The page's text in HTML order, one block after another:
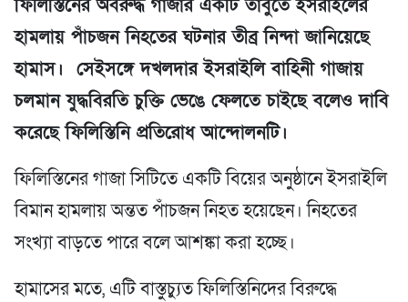
ফিলিস্তিনের অবরুদ্ধ গাজার একটি তাঁবুতে ইসরাইলের
হামলায় পাঁচজন নিহতের ঘটনার তীব্র নিন্দা জানিয়েছে
হামাস। সেইসঙ্গে দখলদার ইসরাইলি বাহিনী গাজায়
চলমান যুদ্ধবিরতি চুক্তি ভেঙে ফেলতে চাইছে বলেও দাবি
করেছে ফিলিস্তিনি প্রতিরোধ আন্দোলনটি।
ফিলিস্তিনের গাজা সিটিতে একটি বিয়ের অনুষ্ঠানে ইসরাইলি
বিমান হামলায় অন্তত পাঁচজন নিহত হয়েছেন। নিহতের
সংখ্যা বাড়তে পারে বলে আশঙ্কা করা হচ্ছে।
হামাসের মতে, এটি বাস্তুচ্যুত ফিলিস্তিনিদের বিরুদ্ধে